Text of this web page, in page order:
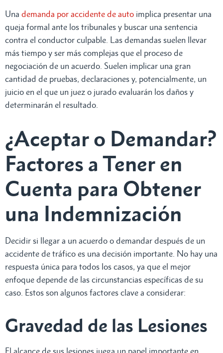
Una demanda por accidente de auto implica presentar una
queja formal ante los tribunales y buscar una sentencia
contra el conductor culpable. Las demandas suelen llevar
más tiempo y ser más complejas que el proceso de
negociación de un acuerdo. Suelen implicar una gran
cantidad de pruebas, declaraciones y, potencialmente, un
juicio en el que un juez o jurado evaluarán los daños y
determinarán el resultado.
¿Aceptar o Demandar?
Factores a Tener en
Cuenta para Obtener
una Indemnización
Decidir si llegar a un acuerdo o demandar después de un
accidente de tráfico es una decisión importante. No hay una
respuesta única para todos los casos, ya que el mejor
enfoque depende de las circunstancias específicas de su
caso. Estos son algunos factores clave a considerar:
Gravedad de las Lesiones
El alcance de sus lesiones juega un papel importante en